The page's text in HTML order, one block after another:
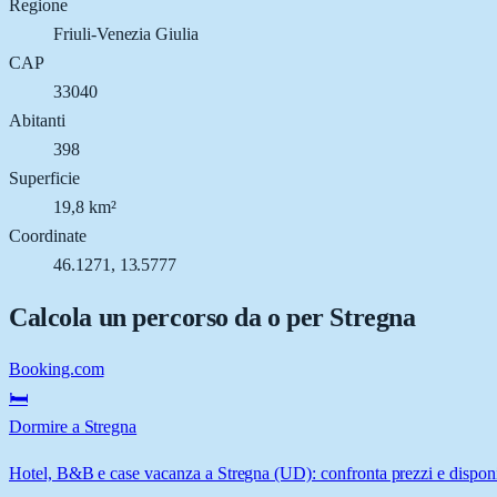
Regione
Friuli-Venezia Giulia
CAP
33040
Abitanti
398
Superficie
19,8 km²
Coordinate
46.1271, 13.5777
Calcola un percorso da o per Stregna
Booking.com
🛏️
Dormire a Stregna
Hotel, B&B e case vacanza a Stregna (UD): confronta prezzi e